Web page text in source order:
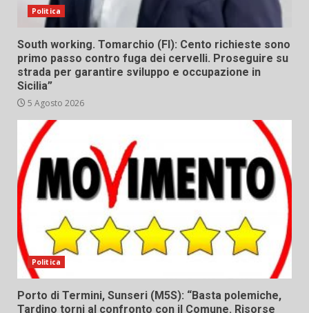
Politica
South working. Tomarchio (FI): Cento richieste sono
primo passo contro fuga dei cervelli. Proseguire su
strada per garantire sviluppo e occupazione in
Sicilia”
5 Agosto 2026
Politica
Porto di Termini, Sunseri (M5S): “Basta polemiche,
Tardino torni al confronto con il Comune. Risorse